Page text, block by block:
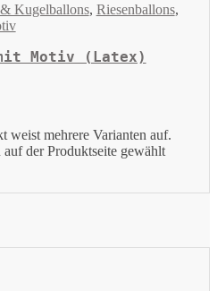
Kugelballons, Riesenballons,
Motiv (Latex)
weist mehrere Varianten auf.
der Produktseite gewählt